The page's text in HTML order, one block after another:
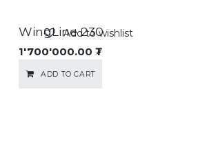
WingLine 230
1'700'000.00 ₮
ADD TO CART
Add to wishlist